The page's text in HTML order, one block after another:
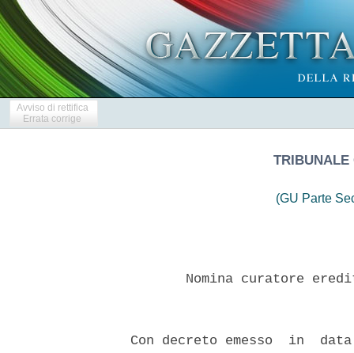
Avviso di rettifica
Errata corrige
TRIBUNALE
(GU Parte
Nomina curatore
Con decreto emesso  in